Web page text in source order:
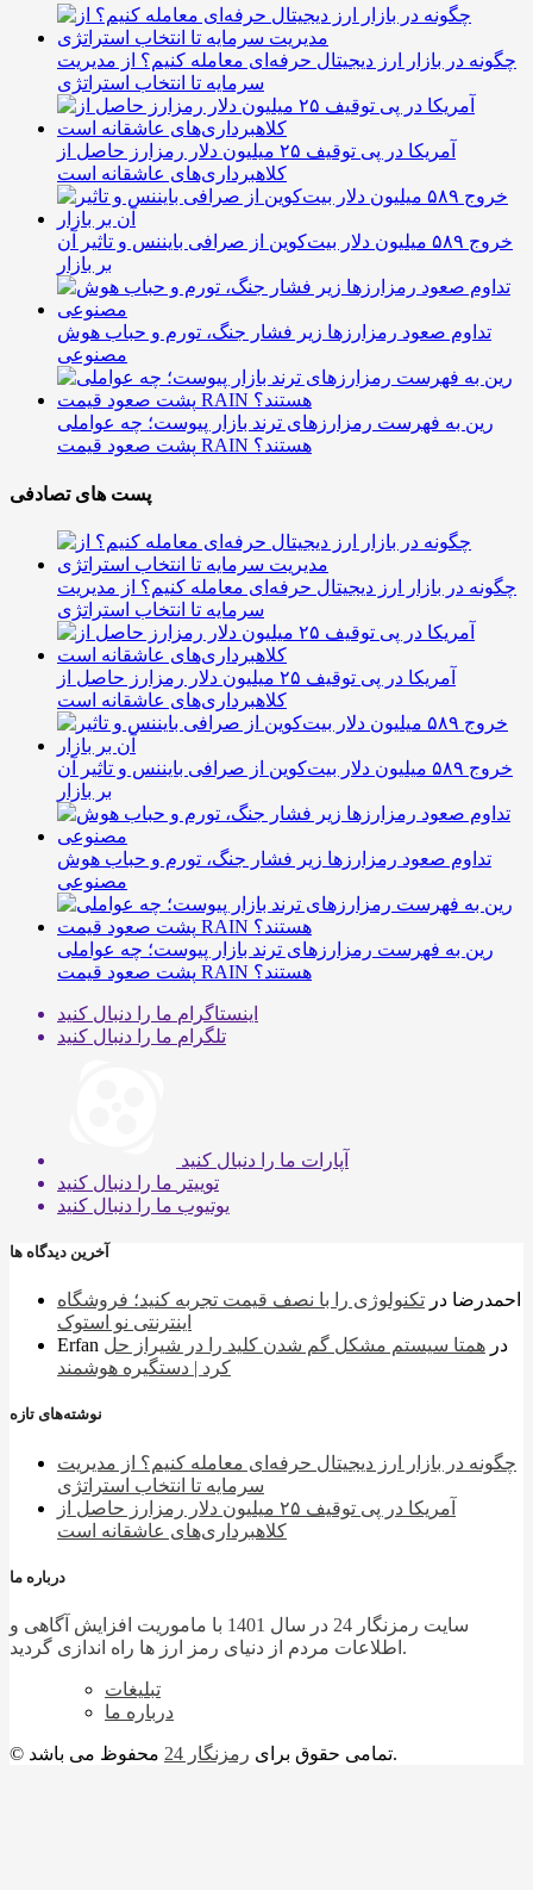
چگونه در بازار ارز دیجیتال حرفه‌ای معامله کنیم؟ از مدیریت
سرمایه تا انتخاب استراتژی
آمریکا در پی توقیف ۲۵ میلیون دلار رمزارز حاصل از
کلاهبرداری‌های عاشقانه است
خروج ۵۸۹ میلیون دلار بیت‌کوین از صرافی بایننس و تاثیر آن
بر بازار
تداوم صعود رمزارزها زیر فشار جنگ، تورم و حباب هوش
مصنوعی
رین به فهرست رمزارزهای ترند بازار پیوست؛ چه عواملی
پشت صعود قیمت RAIN هستند؟
پست های تصادفی
چگونه در بازار ارز دیجیتال حرفه‌ای معامله کنیم؟ از مدیریت
سرمایه تا انتخاب استراتژی
آمریکا در پی توقیف ۲۵ میلیون دلار رمزارز حاصل از
کلاهبرداری‌های عاشقانه است
خروج ۵۸۹ میلیون دلار بیت‌کوین از صرافی بایننس و تاثیر آن
بر بازار
تداوم صعود رمزارزها زیر فشار جنگ، تورم و حباب هوش
مصنوعی
رین به فهرست رمزارزهای ترند بازار پیوست؛ چه عواملی
پشت صعود قیمت RAIN هستند؟
اینستاگرام ما را دنبال کنید
تلگرام ما را دنبال کنید
آپارات ما را دنبال کنید
توییتر ما را دنبال کنید
یوتیوب ما را دنبال کنید
آخرین دیدگاه ها
احمدرضا در تکنولوژی را با نصف قیمت تجربه کنید؛ فروشگاه
اینترنتی نو استوک
Erfan
در همتا سیستم مشکل گم شدن کلید را در شیراز حل
کرد | دستگیره هوشمند
نوشته‌های تازه
چگونه در بازار ارز دیجیتال حرفه‌ای معامله کنیم؟ از مدیریت
سرمایه تا انتخاب استراتژی
آمریکا در پی توقیف ۲۵ میلیون دلار رمزارز حاصل از
کلاهبرداری‌های عاشقانه است
درباره ما
سایت رمزنگار 24 در سال 1401 با ماموریت افزایش آگاهی و
اطلاعات مردم از دنیای رمز ارز ها راه اندازی گردید.
تبلیغات
درباره ما
© تمامی حقوق برای رمزنگار 24 محفوظ می باشد.